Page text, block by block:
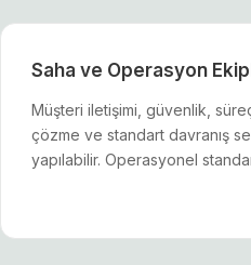
Saha ve Operasyon
Müşteri iletişimi, güvenlik,
çözme ve standart davranış
yapılabilir. Operasyonel